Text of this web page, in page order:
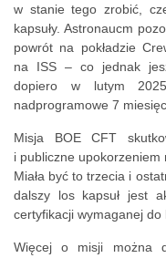
w stanie tego zrobić,
kapsuły. Astronaucm
powrót na pokładzie
na ISS – co jednak
dopiero w lutym
nadprogramowe 7
Misja BOE CFT
i publiczne upokorzeniem
Miała być to trzecia i
dalszy los kapsuł jest
certyfikacji wymaganej do
Więcej o misji można